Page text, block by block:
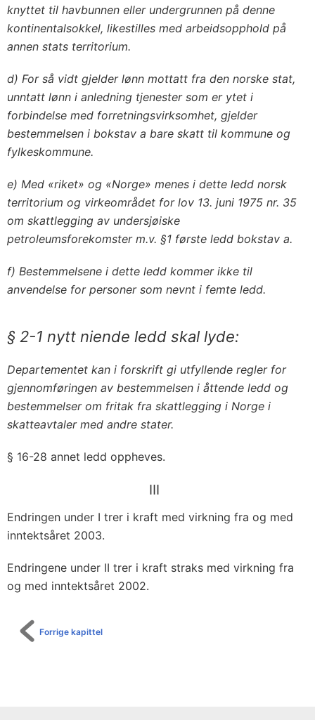
knyttet til havbunnen eller undergrunnen på denne
kontinentalsokkel, likestilles med arbeidsopphold på
annen stats territorium.
d) For så vidt gjelder lønn mottatt fra den norske stat,
unntatt lønn i anledning tjenester som er ytet i
forbindelse med forretningsvirksomhet, gjelder
bestemmelsen i bokstav a bare skatt til kommune og
fylkeskommune.
e) Med «riket» og «Norge» menes i dette ledd norsk
territorium og virkeområdet for lov 13. juni 1975 nr. 35
om skattlegging av undersjøiske
petroleumsforekomster m.v. §1 første ledd bokstav a.
f) Bestemmelsene i dette ledd kommer ikke til
anvendelse for personer som nevnt i femte ledd.
§ 2-1 nytt niende ledd skal lyde:
Departementet kan i forskrift gi utfyllende regler for
gjennomføringen av bestemmelsen i åttende ledd og
bestemmelser om fritak fra skattlegging i Norge i
skatteavtaler med andre stater.
§ 16-28 annet ledd oppheves.
III
Endringen under I trer i kraft med virkning fra og med
inntektsåret 2003.
Endringene under II trer i kraft straks med virkning fra
og med inntektsåret 2002.
Forrige kapittel